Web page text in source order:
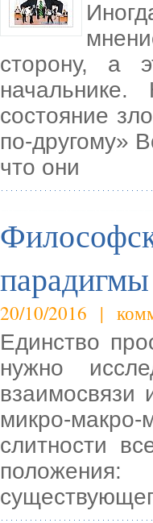
сторону, а
состояние
по-другому»
что они
20/10/2016 |
Единство
нужно
взаимосвязи
микро-
слитности